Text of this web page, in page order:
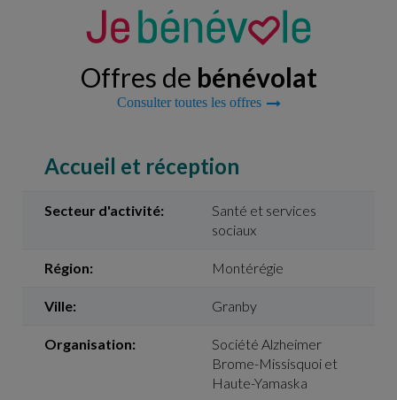
Offres de bénévolat
Consulter toutes les offres
Accueil et réception
Secteur d'activité:
Santé et services
sociaux
Région: Montérégie
Ville: Granby
Organisation:
Société Alzheimer
Brome-Missisquoi et
Haute-Yamaska